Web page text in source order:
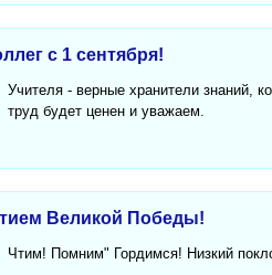
с 1 сентября!
Учителя - верные хранители знаний,
труд будет ценен и уважаем.
Великой Победы!
Чтим! Помним" Гордимся! Низкий